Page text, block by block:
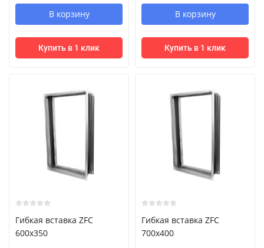
В корзину
Купить в 1 клик
В корзину
Купить в 1 клик
Гибкая вставка ZFC
600x350
Гибкая вставка ZFC
700x400